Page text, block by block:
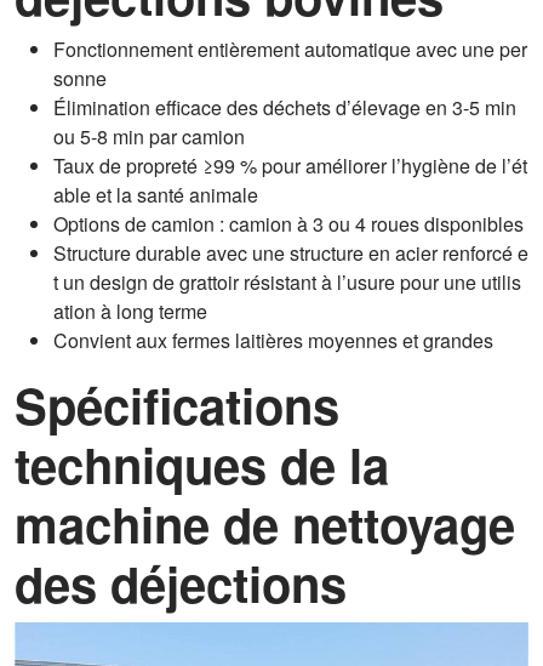
Fonctionnement entièrement automatique avec une per
sonne
Élimination efficace des déchets d’élevage en 3-5 min
ou 5-8 min par camion
Taux de propreté ≥99 % pour améliorer l’hygiène de l’ét
able et la santé animale
Options de camion : camion à 3 ou 4 roues disponibles
Structure durable avec une structure en acier renforcé e
t un design de grattoir résistant à l’usure pour une utilis
ation à long terme
Convient aux fermes laitières moyennes et grandes
Spécifications
techniques de la
machine de nettoyage
des déjections